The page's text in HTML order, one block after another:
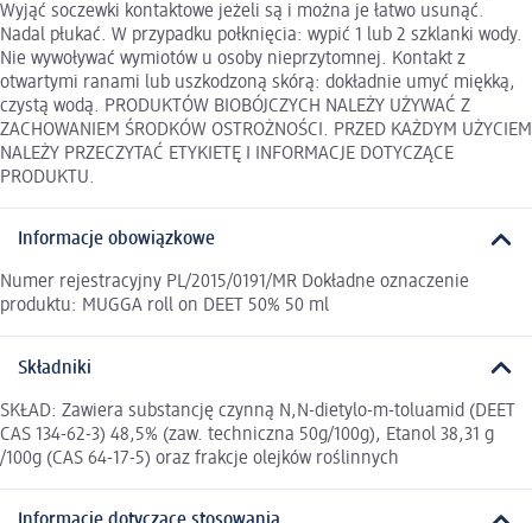
Wyjąć soczewki kontaktowe jeżeli są i można je łatwo usunąć.
Nadal płukać. W przypadku połknięcia: wypić 1 lub 2 szklanki wody.
Nie wywoływać wymiotów u osoby nieprzytomnej. Kontakt z
otwartymi ranami lub uszkodzoną skórą: dokładnie umyć miękką,
czystą wodą. PRODUKTÓW BIOBÓJCZYCH NALEŻY UŻYWAĆ Z
ZACHOWANIEM ŚRODKÓW OSTROŻNOŚCI. PRZED KAŻDYM UŻYCIEM
NALEŻY PRZECZYTAĆ ETYKIETĘ I INFORMACJE DOTYCZĄCE
PRODUKTU.
Informacje obowiązkowe
Numer rejestracyjny PL/2015/0191/MR Dokładne oznaczenie
produktu: MUGGA roll on DEET 50% 50 ml
Składniki
SKŁAD: Zawiera substancję czynną N,N-dietylo-m-toluamid (DEET
CAS 134-62-3) 48,5% (zaw. techniczna 50g/100g), Etanol 38,31 g
/100g (CAS 64-17-5) oraz frakcje olejków roślinnych